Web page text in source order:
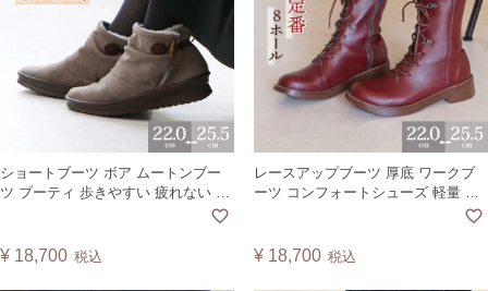
ショートブーツ ボア ムートンブー
ツ ブーティ 歩きやすい 疲れない 痛
くない 軽量 冷え性 日本製 COCUN
¥ 18,700 税込
レースアップブーツ 厚底 ワークブ
ーツ コンフォートシューズ 軽量 外
反母趾 痛くない 編み上げ ミドル丈
FORST
¥ 18,700 税込